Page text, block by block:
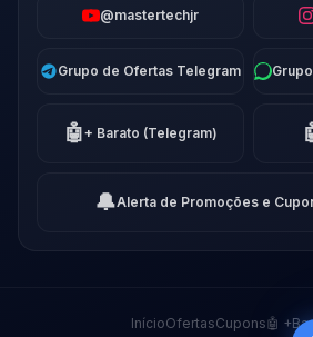
@mastertechjr
Grupo de Ofertas Telegram
🤖+ Barato (Telegram)
🔔Alerta de Promoções e
InícioOfertasCupons🤖